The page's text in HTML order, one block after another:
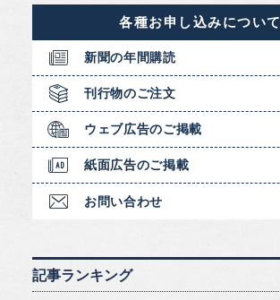
各種お申し込みについて
新聞の年間購読
刊行物のご注文
ウェブ広告のご掲載
紙面広告のご掲載
お問い合わせ
記事ランキング